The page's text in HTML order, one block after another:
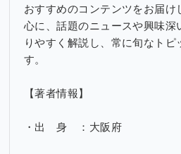
おすすめのコンテンツをお届け
心に、話題のニュースや興味深
りやすく解説し、常に旬なトピ
す。
【著者情報】
・出 身 ：大阪府